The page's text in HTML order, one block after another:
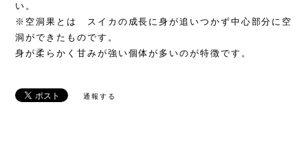
い。
※空洞果とは スイカの成長に身が追いつかず中心部分に空
洞ができたものです。
身が柔らかく甘みが強い個体が多いのが特徴です。
通報する